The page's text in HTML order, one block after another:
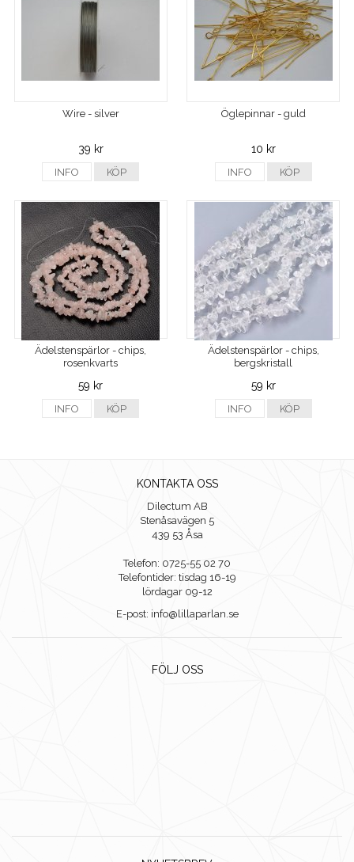
Wire - silver
39 kr
INFO KÖP
Öglepinnar - guld
10 kr
INFO KÖP
Ädelstenspärlor - chips,
rosenkvarts
59 kr
INFO KÖP
Ädelstenspärlor - chips,
bergskristall
59 kr
INFO KÖP
KONTAKTA OSS
Dilectum AB
Stenåsavägen 5
439 53 Åsa
Telefon: 0725-55 02 70
Telefontider: tisdag 16-19
lördagar 09-12
E-post: info@lillaparlan.se
FÖLJ OSS